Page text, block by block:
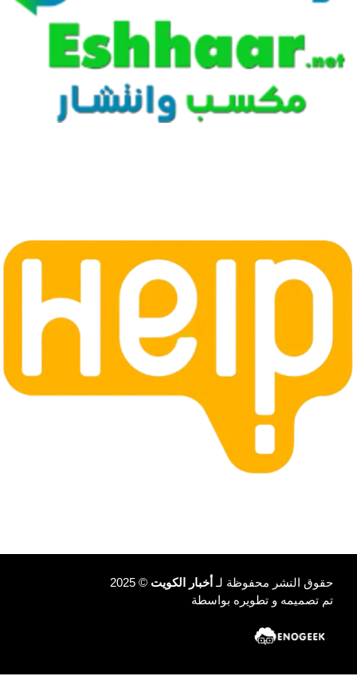
حقوق النشر محفوظة لـ أخبار الكويت © 2025
تم تصميمه و تطويره بواسطة